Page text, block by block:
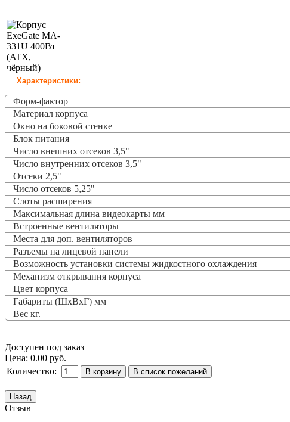
Характеристики:
Форм-фактор
Материал корпуса
Окно на боковой стенке
Блок питания
Число внешних отсеков 3,5"
Число внутренних отсеков 3,5"
Отсеки 2,5"
Число отсеков 5,25"
Слоты расширения
Максимальная длина видеокарты мм
Встроенные вентиляторы
Места для доп. вентиляторов
Разъемы на лицевой панели
Возможность установки системы жидкостного охлаждения
Механизм открывания корпуса
Цвет корпуса
Габариты (ШхВхГ) мм
Вес кг.
Доступен под заказ
Цена: 0.00 руб.
Количество:
Отзыв